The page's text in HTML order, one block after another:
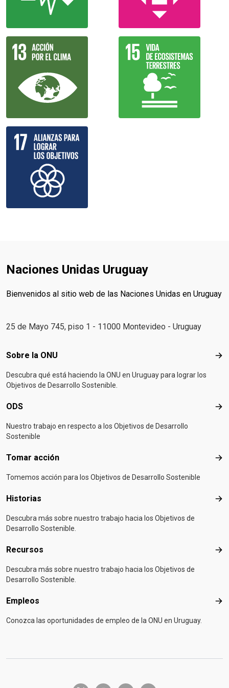
Naciones Unidas Uruguay
Bienvenidos al sitio web de las Naciones Unidas en Uruguay
25 de Mayo 745, piso 1 - 11000 Montevideo - Uruguay
Footer menu
Sobre la ONU
Descubra qué está haciendo la ONU en Uruguay para lograr los
Objetivos de Desarrollo Sostenible.
ODS
Nuestro trabajo en respecto a los Objetivos de Desarrollo
Sostenible
Tomar acción
Tomemos acción para los Objetivos de Desarrollo Sostenible
Historias
Descubra más sobre nuestro trabajo hacia los Objetivos de
Desarrollo Sostenible.
Recursos
Descubra más sobre nuestro trabajo hacia los Objetivos de
Desarrollo Sostenible.
Empleos
Conozca las oportunidades de empleo de la ONU en Uruguay.